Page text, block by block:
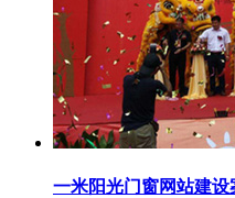
一米阳光门窗网站建设